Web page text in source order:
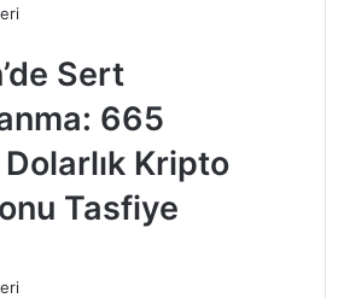
Sert
665
Kripto
Tasfiye